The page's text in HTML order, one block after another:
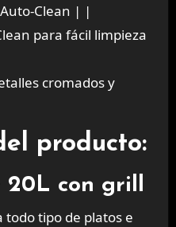
Clean | |
para fácil limpieza
cromados y
producto:
20L con grill
todo tipo de platos e